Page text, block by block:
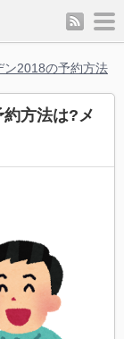
rss
ン2018の予約方法
方法は?メ